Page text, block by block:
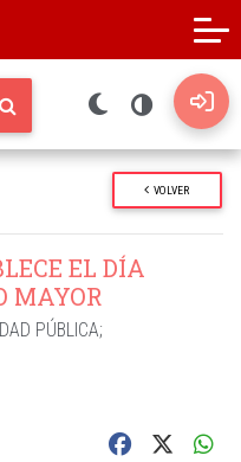
VOLVER
EL DÍA
MAYOR
PÚBLICA;